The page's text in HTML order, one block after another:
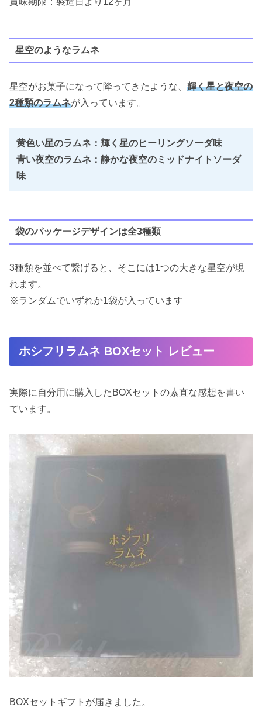
星空のようなラムネ
星空がお菓子になって降ってきたような、 輝く星と夜空の
2種類のラムネが入っています。
黄色い星のラムネ：輝く星のヒーリングソーダ味
青い夜空のラムネ：静かな夜空のミッドナイトソーダ
味
袋のパッケージデザインは全3種類
3種類を並べて繋げると、そこには1つの大きな星空が現
れます。
※ランダムでいずれか1袋が入っています
ホシフリラムネ BOXセット レビュー
実際に自分用に購入したBOXセットの素直な感想を書い
ています。
BOXセットギフトが届きました。